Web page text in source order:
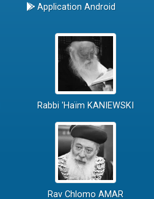
Application Android
Rabbi 'Haïm KANIEWSKI
Rav Chlomo AMAR